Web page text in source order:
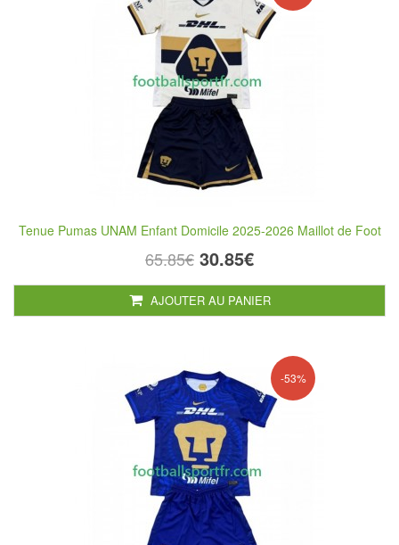
Tenue Pumas UNAM Enfant Domicile 2025-2026 Maillot de Foot
65.85€ 30.85€
AJOUTER AU PANIER
-53%